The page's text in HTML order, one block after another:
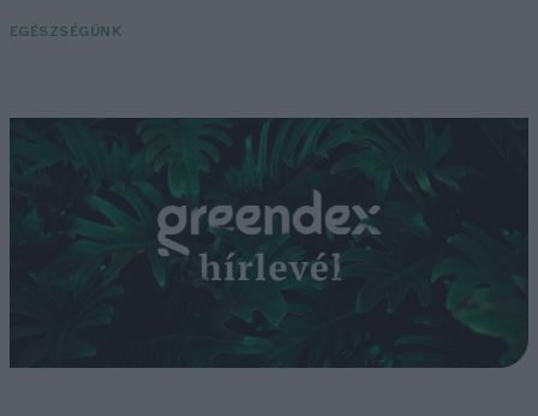
EGÉSZSÉGÜNK